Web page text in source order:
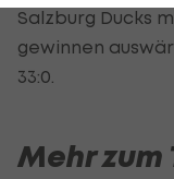
Salzburg Ducks
gewinnen
33:0.
Mehr zum